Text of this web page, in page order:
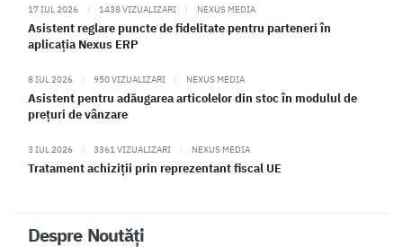
17 IUL 2026 | 1438 VIZUALIZARI | NEXUS MEDIA
Asistent reglare puncte de fidelitate pentru parteneri în
aplicația Nexus ERP
8 IUL 2026 | 950 VIZUALIZARI | NEXUS MEDIA
Asistent pentru adăugarea articolelor din stoc în modulul de
prețuri de vânzare
3 IUL 2026 | 3361 VIZUALIZARI | NEXUS MEDIA
Tratament achiziții prin reprezentant fiscal UE
Despre Noutăți